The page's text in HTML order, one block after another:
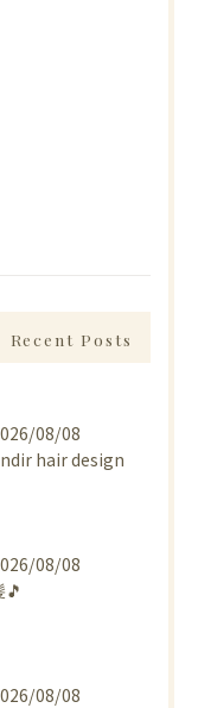
Recent Posts
08/08
hair design
08/08
08/08